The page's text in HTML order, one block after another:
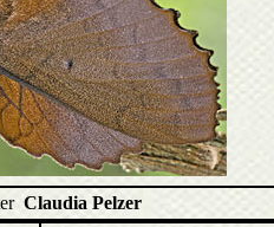
Claudia Pelzer